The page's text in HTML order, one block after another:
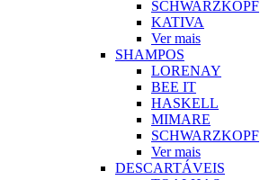
SCHWARZKOPF
KATIVA
Ver mais
SHAMPOS
LORENAY
BEE IT
HASKELL
MIMARE
SCHWARZKOPF
Ver mais
DESCARTÁVEIS